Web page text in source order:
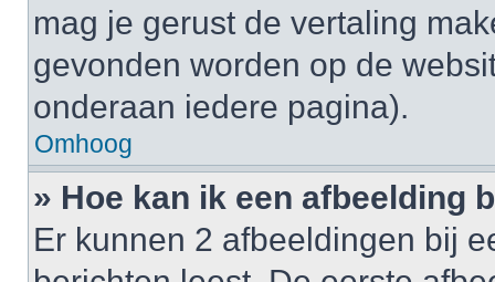
mag je gerust de vertaling
gevonden worden op de
onderaan iedere pagina).
Omhoog
» Hoe kan ik een afbeelding
Er kunnen 2 afbeeldingen bij